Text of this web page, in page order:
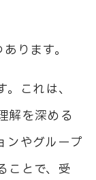
ります。
これは、
解を深める
ンやグループ
ことで、受